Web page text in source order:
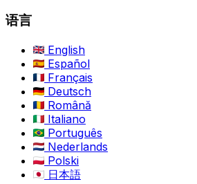
语言
English
Español
Français
Deutsch
Română
Italiano
Português
Nederlands
Polski
日本語